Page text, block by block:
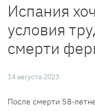
Испания
условия
смерти
14 августа 2023
После смерти 58-